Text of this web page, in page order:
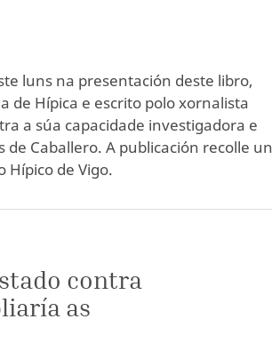
luns na presentación deste libro,
de Hípica e escrito polo xornalista
a súa capacidade investigadora e
Caballero. A publicación recolle un
Hípico de Vigo.
contra
as